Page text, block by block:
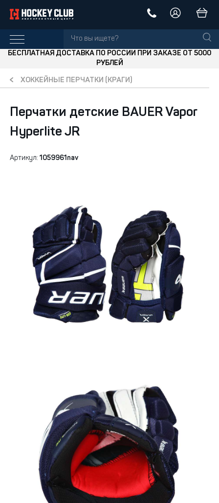
БЕСПЛАТНАЯ ДОСТАВКА ПО РОССИИ ПРИ ЗАКАЗЕ ОТ 5000
РУБЛЕЙ
ХОККЕЙНЫЕ ПЕРЧАТКИ (КРАГИ)
Перчатки детские BAUER Vapor
Hyperlite JR
Артикул: 1059961nav